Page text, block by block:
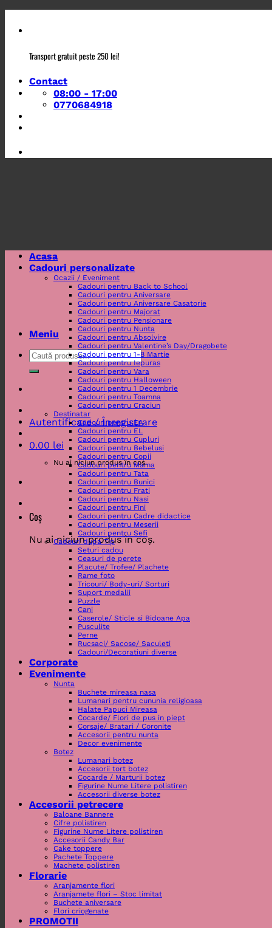
Transport gratuit peste 250 lei!
Contact
08:00 - 17:00
0770684918
Meniu
Caută
Autentificare / Înregistrare
0.00 lei
Nu ai niciun produs în coș.
Coș
Nu ai niciun produs în coș.
Acasa
Cadouri personalizate
Ocazii / Eveniment
Cadouri pentru Back to School
Cadouri pentru Aniversare
Cadouri pentru Aniversare Casatorie
Cadouri pentru Majorat
Cadouri pentru Pensionare
Cadouri pentru Nunta
Cadouri pentru Absolvire
Cadouri pentru Valentine’s Day/Dragobete
Cadouri pentru 1-8 Martie
Cadouri pentru Iepuras
Cadouri pentru Vara
Cadouri pentru Halloween
Cadouri pentru 1 Decembrie
Cadouri pentru Toamna
Cadouri pentru Craciun
Destinatar
Cadouri pentru EA
Cadouri pentru EL
Cadouri pentru Cupluri
Cadouri pentru Bebelusi
Cadouri pentru Copii
Cadouri pentru Mama
Cadouri pentru Tata
Cadouri pentru Bunici
Cadouri pentru Frati
Cadouri pentru Nasi
Cadouri pentru Fini
Cadouri pentru Cadre didactice
Cadouri pentru Meserii
Cadouri pentru Sefi
Cadouri dupa Tip
Seturi cadou
Ceasuri de perete
Placute/ Trofee/ Plachete
Rame foto
Tricouri/ Body-uri/ Sorturi
Suport medalii
Puzzle
Cani
Caserole/ Sticle si Bidoane Apa
Pusculite
Perne
Rucsaci/ Sacose/ Saculeti
Cadouri/Decoratiuni diverse
Corporate
Evenimente
Nunta
Buchete mireasa nasa
Lumanari pentru cununia religioasa
Halate Papuci Mireasa
Cocarde/ Flori de pus in piept
Corsaje/ Bratari / Coronite
Accesorii pentru nunta
Decor evenimente
Botez
Lumanari botez
Accesorii tort botez
Cocarde / Marturii botez
Figurine Nume Litere polistiren
Accesorii diverse botez
Accesorii petrecere
Baloane Bannere
Cifre polistiren
Figurine Nume Litere polistiren
Accesorii Candy Bar
Cake toppere
Pachete Toppere
Machete polistiren
Florarie
Aranjamente flori
Aranjamete flori – Stoc limitat
Buchete aniversare
Flori criogenate
PROMOTII